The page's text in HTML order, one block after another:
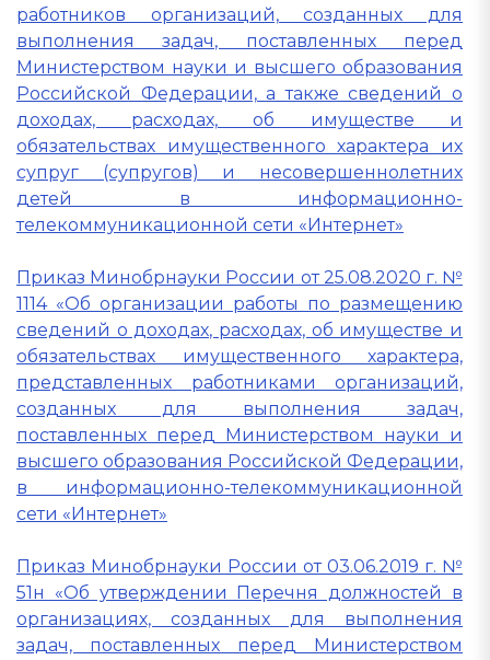
работников организаций, созданных для
выполнения задач, поставленных перед
Министерством науки и высшего образования
Российской Федерации, а также сведений о
доходах, расходах, об имуществе и
обязательствах имущественного характера их
супруг (супругов) и несовершеннолетних
детей в информационно-
телекоммуникационной сети «Интернет»
Приказ Минобрнауки России от 25.08.2020 г. №
1114 «Об организации работы по размещению
сведений о доходах, расходах, об имуществе и
обязательствах имущественного характера,
представленных работниками организаций,
созданных для выполнения задач,
поставленных перед Министерством науки и
высшего образования Российской Федерации,
в информационно-телекоммуникационной
сети «Интернет»
Приказ Минобрнауки России от 03.06.2019 г. №
51н «Об утверждении Перечня должностей в
организациях, созданных для выполнения
задач, поставленных перед Министерством